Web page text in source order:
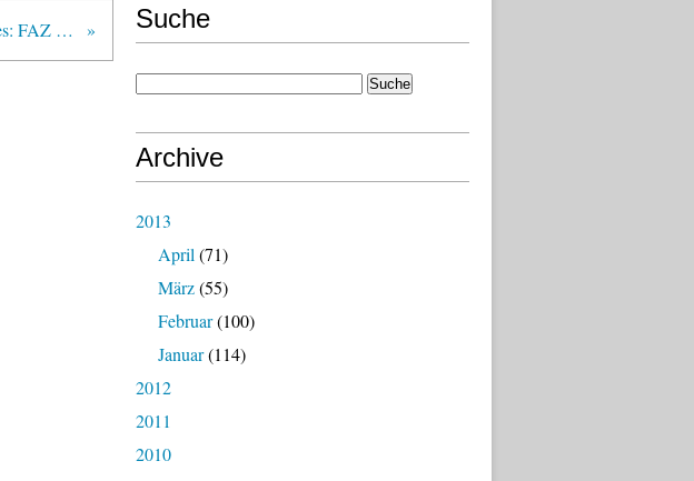
Überraschung des Tages: FAZ wird antiimperialistisch Suche
Archive
2013
April (71)
März(55)
Februar(100)
Januar(114)
2012
2011
2010